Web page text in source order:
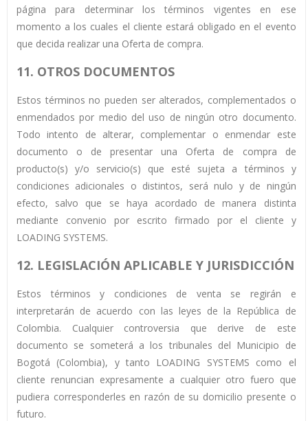
página para determinar los términos vigentes en ese
momento a los cuales el cliente estará obligado en el evento
que decida realizar una Oferta de compra.
11. OTROS DOCUMENTOS
Estos términos no pueden ser alterados, complementados o
enmendados por medio del uso de ningún otro documento.
Todo intento de alterar, complementar o enmendar este
documento o de presentar una Oferta de compra de
producto(s) y/o servicio(s) que esté sujeta a términos y
condiciones adicionales o distintos, será nulo y de ningún
efecto, salvo que se haya acordado de manera distinta
mediante convenio por escrito firmado por el cliente y
LOADING SYSTEMS.
12. LEGISLACIÓN APLICABLE Y JURISDICCIÓN
Estos términos y condiciones de venta se regirán e
interpretarán de acuerdo con las leyes de la República de
Colombia. Cualquier controversia que derive de este
documento se someterá a los tribunales del Municipio de
Bogotá (Colombia), y tanto LOADING SYSTEMS como el
cliente renuncian expresamente a cualquier otro fuero que
pudiera corresponderles en razón de su domicilio presente o
futuro.